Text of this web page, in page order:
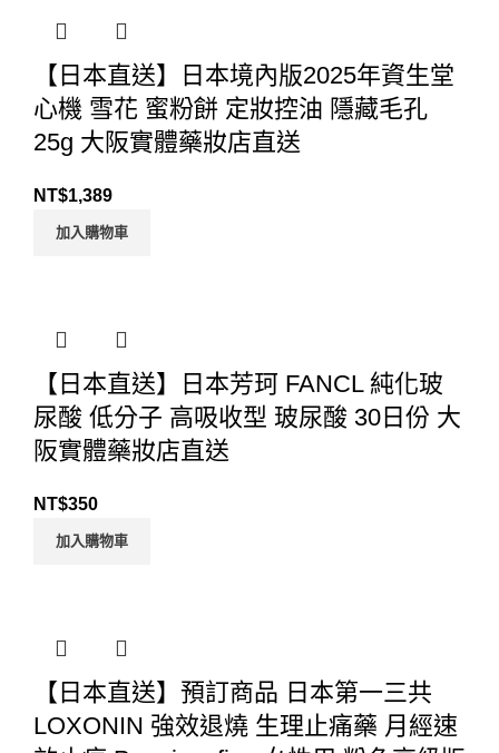
【日本直送】日本境內版2025年資生堂
心機 雪花 蜜粉餅 定妝控油 隱藏毛孔
25g 大阪實體藥妝店直送
NT$1,389
加入購物車
【日本直送】日本芳珂 FANCL 純化玻
尿酸 低分子 高吸收型 玻尿酸 30日份 大
阪實體藥妝店直送
NT$350
加入購物車
【日本直送】預訂商品 日本第一三共
LOXONIN 強效退燒 生理止痛藥 月經速